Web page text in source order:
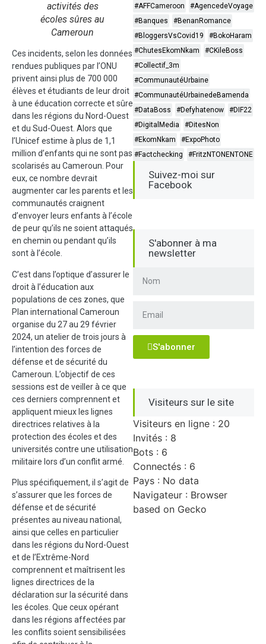
activités des
écoles sûres au
Cameroun
Ces incidents, selon les données
rendues publiques par l’ONU
privent ainsi plus de 700 000
élèves et étudiants de leur droit
à une éducation correcte et sûre
dans les régions du Nord-Ouest
et du Sud-Ouest. Alors que
l’Unicef estime à plus de 1,1
million d’enfants qui ne sont pas
scolarisés au Cameroun. Pour
eux, ce nombre devrait
augmenter car les parents et les
communautés craignent
d’envoyer leurs enfants à l’école
de peur qu’ils ne soient attaqués
en chemin ou pendant qu’ils
sont à l’école.
C’est dans l’optique d’assurer le
droit à l’éducation aux
populations de ces zones, que
Plan international Cameroun
organise du 27 au 29 février
2024, un atelier de trois jours à
l’intention des forces de
défense et de sécurité du
Cameroun. L’objectif de ces
sessions est de veiller à ce que
ces derniers comprennent et
appliquent mieux les lignes
directrices relatives à la
protection des écoles et des
universités contre une utilisation
militaire lors d’un conflit armé.
Plus spécifiquement, il s’agit de
s’assurer que les forces de
défense et de sécurité
présentes au niveau national,
ainsi que celles en particulier
dans les régions du Nord-Ouest
et de l’Extrême-Nord
comprennent et maîtrisent les
lignes directrices de la
déclaration sur la sécurité dans
les écoles. Que ceux opérant
dans les régions affectées par
les conflits soient sensibilisées
#AFFCameroon
#AgencedeVoyage
#Banques
#BenanRomance
#BloggersVsCovid19
#BokoHaram
#ChutesEkomNkam
#CKileBoss
#Collectif_3m
#CommunautéUrbaine
#CommunautéUrbainedeBamenda
#DataBoss
#Defyhatenow
#DIF22
#DigitalMedia
#DitesNon
#EkomNkam
#ExpoPhoto
#Factchecking
#FritzNTONENTONE
Suivez-moi sur
Facebook
S'abonner à ma
newsletter
S'abonner
Visiteurs sur le site
Visiteurs en ligne : 20
Invités : 8
Bots : 6
Connectés : 6
Pays : No data
Navigateur : Browser
based on Gecko